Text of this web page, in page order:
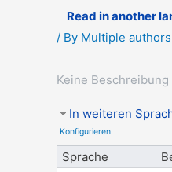
Read in another
/ By Multiple authors
Keine
In weiteren
Konfigurieren
Sprache